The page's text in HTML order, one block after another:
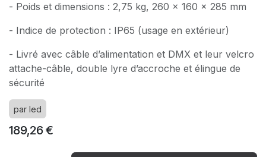
- Poids et dimensions : 2,75 kg, 260 x 160 x 285 mm
- Indice de protection : IP65 (usage en extérieur)
- Livré avec câble d’alimentation et DMX et leur velcro
attache-câble, double lyre d’accroche et élingue de
sécurité
par led
189,26 €